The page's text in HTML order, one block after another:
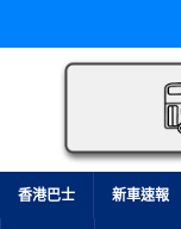
香港巴士 新車速報